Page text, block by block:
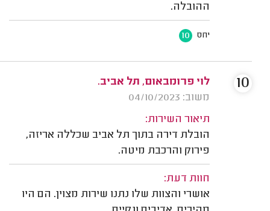
ההובלה.
יחס 10
לוי פרומבאום, תל אביב.
משוב: 04/10/2023
תיאור השירות:
הובלת דירה בתוך תל אביב שכללה אריזה,
פירוק והרכבת מיטה.
חוות דעת:
אושרי והצוות שלו נתנו שירות מצוין. הם היו
10